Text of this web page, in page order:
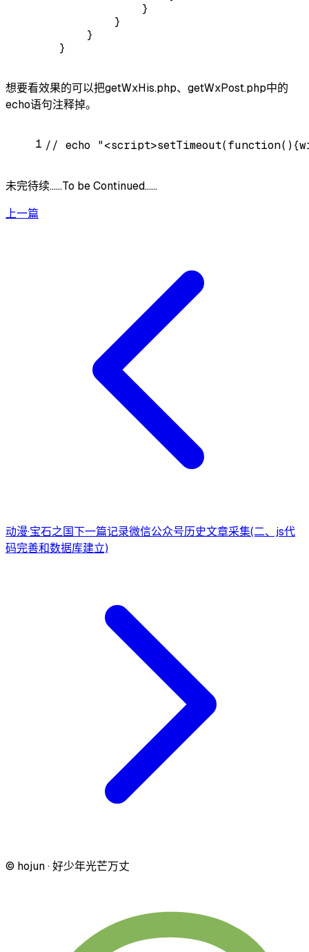
            }
        }
    }
}
想要看效果的可以把getWxHis.php、getWxPost.php中的
echo语句注释掉。
1 // echo
未完待续……To be Continued……
上一篇
动漫·宝石之国下一篇记录微信公众号历史文章采集(二、js代
码完善和数据库建立)
© hojun · 好少年光芒万丈